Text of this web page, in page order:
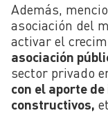
Además,
asociación del
activar el
asociación
sector privado
con el aporte
constructivos,